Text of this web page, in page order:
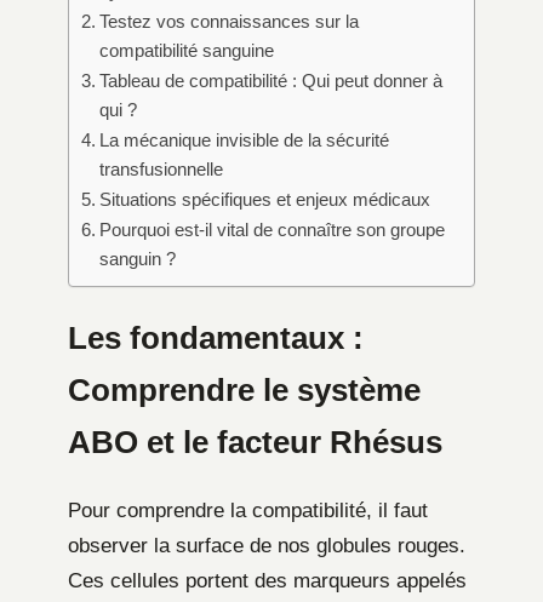
Testez vos connaissances sur la
compatibilité sanguine
Tableau de compatibilité : Qui peut donner à
qui ?
La mécanique invisible de la sécurité
transfusionnelle
Situations spécifiques et enjeux médicaux
Pourquoi est-il vital de connaître son groupe
sanguin ?
Les fondamentaux :
Comprendre le système
ABO et le facteur Rhésus
Pour comprendre la compatibilité, il faut
observer la surface de nos globules rouges.
Ces cellules portent des marqueurs appelés